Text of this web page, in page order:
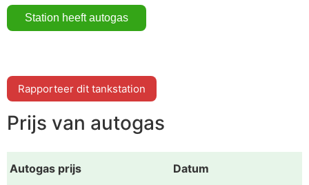
Rapporteer dit tankstation
Prijs van autogas
Autogas prijs Datum